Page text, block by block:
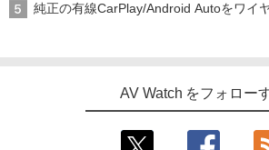
純正の有線CarPlay/Android Autoをワイ
AV Watch をフォロー